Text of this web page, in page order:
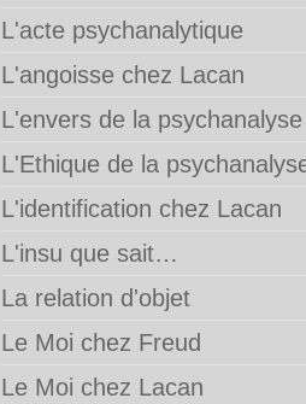
L'acte psychanalytique
L'angoisse chez Lacan
L'envers de la psychanalyse
L'Ethique de la
L'identification chez Lacan
L'insu que sait…
La relation d'objet
Le Moi chez Freud
Le Moi chez Lacan